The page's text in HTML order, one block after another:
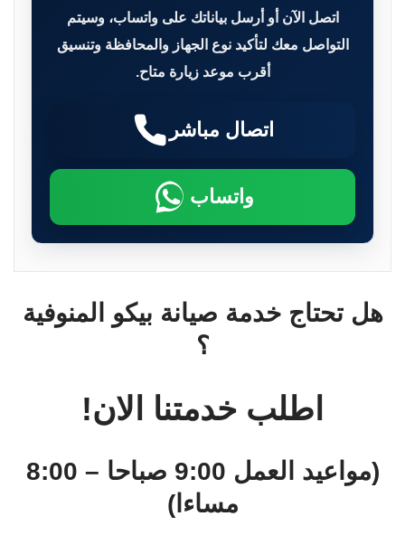
اتصل الآن أو أرسل بياناتك على واتساب، وسيتم
التواصل معك لتأكيد نوع الجهاز والمحافظة وتنسيق
أقرب موعد زيارة متاح.
اتصال مباشر
واتساب
هل تحتاج خدمة صيانة بيكو المنوفية
؟
اطلب خدمتنا الان!
(مواعيد العمل 9:00 صباحا – 8:00
مساءا)